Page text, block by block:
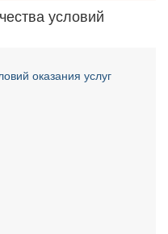
условий
оказания услуг